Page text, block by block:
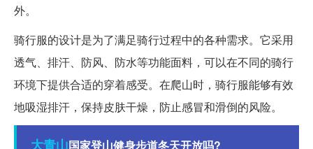
外。
骑行服的设计是为了满足骑行过程中的各种需求。它采用
透气、排汗、防风、防水等功能面料，可以在不同的骑行
环境下提供合适的穿着感受。在爬山时，骑行服能够有效
地吸湿排汗，保持皮肤干燥，防止感冒和滑倒的风险。
大青山国家登山健身步道冬天开放吗?